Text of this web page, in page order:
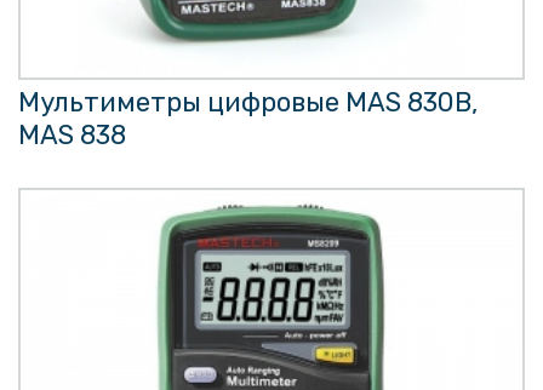
Мультиметры цифровые MAS 830B,
MAS 838